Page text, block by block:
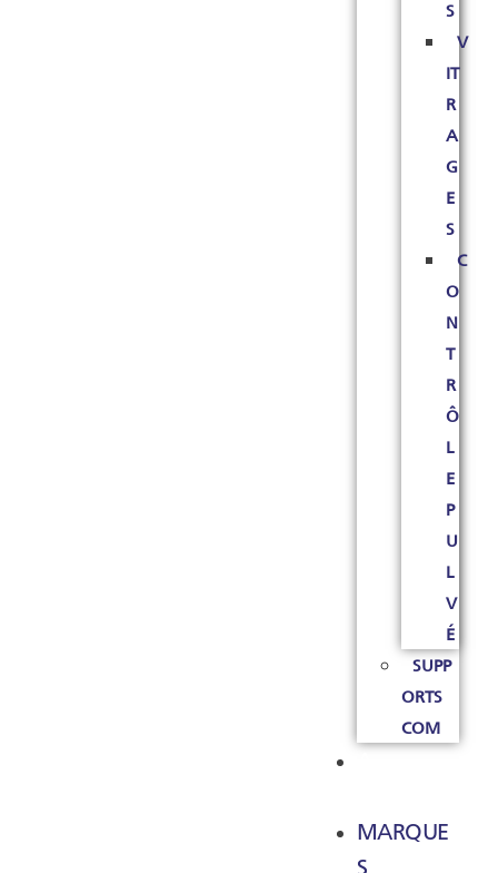
S
V
IT
R
A
G
E
S
C
O
N
T
R
Ô
L
E
P
U
L
V
É
SUPP
ORTS
COM
MARQUE
S